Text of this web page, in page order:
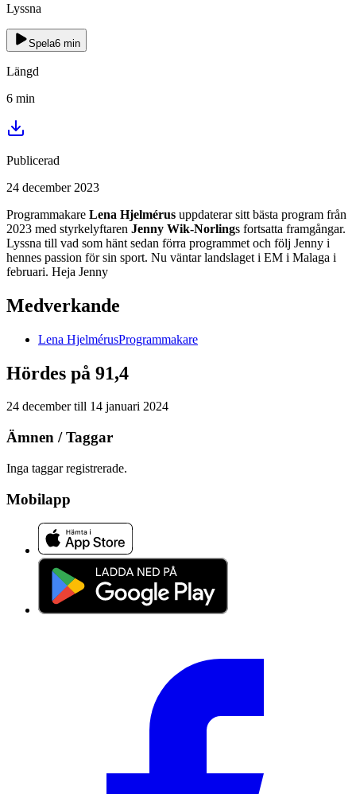
Lyssna
Spela6 min
Längd
6 min
Publicerad
24 december 2023
Programmakare Lena Hjelmérus uppdaterar sitt bästa program från
2023 med styrkelyftaren Jenny Wik-Norlings fortsatta framgångar.
Lyssna till vad som hänt sedan förra programmet och följ Jenny i
hennes passion för sin sport. Nu väntar landslaget i EM i Malaga i
februari. Heja Jenny
Medverkande
Lena HjelmérusProgrammakare
Hördes på 91,4
24 decembertill 14 januari 2024
Ämnen / Taggar
Inga taggar registrerade.
Mobilapp